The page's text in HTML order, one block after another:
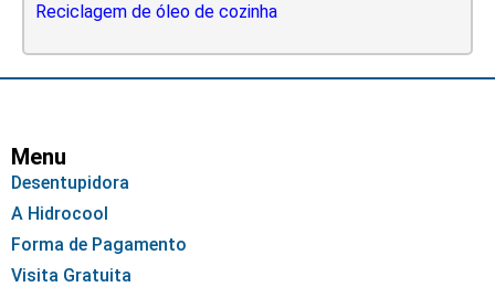
Reciclagem de óleo de cozinha
Menu
Desentupidora
A Hidrocool
Forma de Pagamento
Visita Gratuita